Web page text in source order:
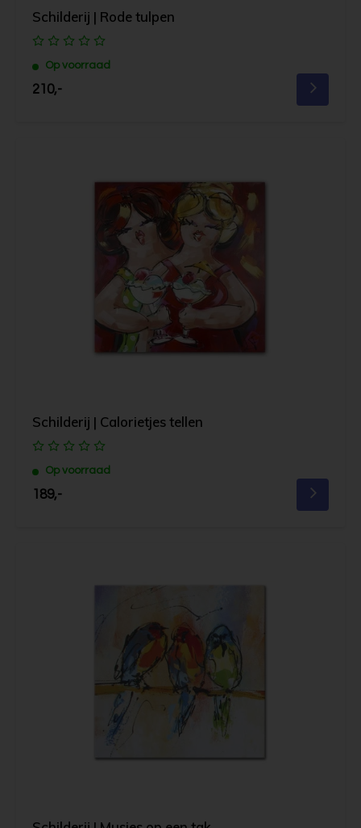
Schilderij | Rode tulpen
Op voorraad
210,-
Schilderij | Calorietjes tellen
Op voorraad
189,-